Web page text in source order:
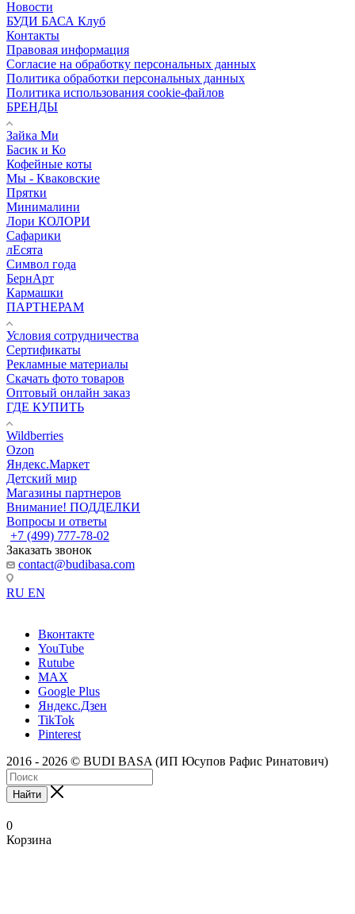
Новости
БУДИ БАСА Клуб
Контакты
Правовая информация
Согласие на обработку персональных данных
Политика обработки персональных данных
Политика использования cookie-файлов
БРЕНДЫ
Зайка Ми
Басик и Ко
Кофейные коты
Мы - Кваковские
Прятки
Минималини
Лори КОЛОРИ
Сафарики
лЕсята
Символ года
БернАрт
Кармашки
ПАРТНЕРАМ
Условия сотрудничества
Сертификаты
Рекламные материалы
Скачать фото товаров
Оптовый онлайн заказ
ГДЕ КУПИТЬ
Wildberries
Ozon
Яндекс.Маркет
Детский мир
Магазины партнеров
Внимание! ПОДДЕЛКИ
Вопросы и ответы
+7 (499) 777-78-02
Заказать звонок
contact@budibasa.com
RU EN
Вконтакте
YouTube
Rutube
MAX
Google Plus
Яндекс.Дзен
TikTok
Pinterest
2016 - 2026 © BUDI BASA (ИП Юсупов Рафис Ринатович)
Найти
0
Корзина